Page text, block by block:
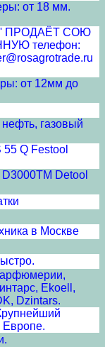
от 18 мм.
ПРОДАЁТ СОЮ
телефон:
от 12мм до
газовый
Q Festool
Detool
в Москве
Ekoell,
Dzintars.
Европе.